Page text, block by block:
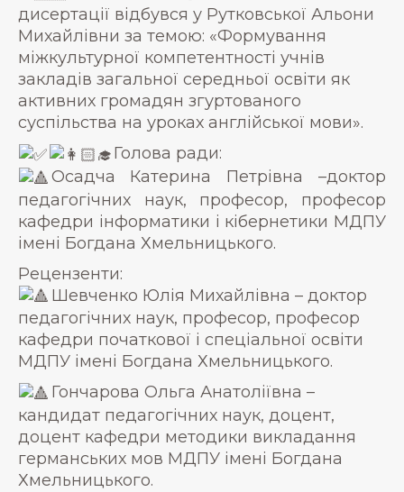
дисертації відбувся у Рутковської Альони
Михайлівни за темою: «Формування
міжкультурної компетентності учнів
закладів загальної середньої освіти як
активних громадян згуртованого
суспільства на уроках англійської мови».
Голова ради:
Осадча Катерина Петрівна –доктор
педагогічних наук, професор, професор
кафедри інформатики і кібернетики МДПУ
імені Богдана Хмельницького.
Рецензенти:
Шевченко Юлія Михайлівна – доктор
педагогічних наук, професор, професор
кафедри початкової і спеціальної освіти
МДПУ імені Богдана Хмельницького.
Гончарова Ольга Анатоліївна –
кандидат педагогічних наук, доцент,
доцент кафедри методики викладання
германських мов МДПУ імені Богдана
Хмельницького.